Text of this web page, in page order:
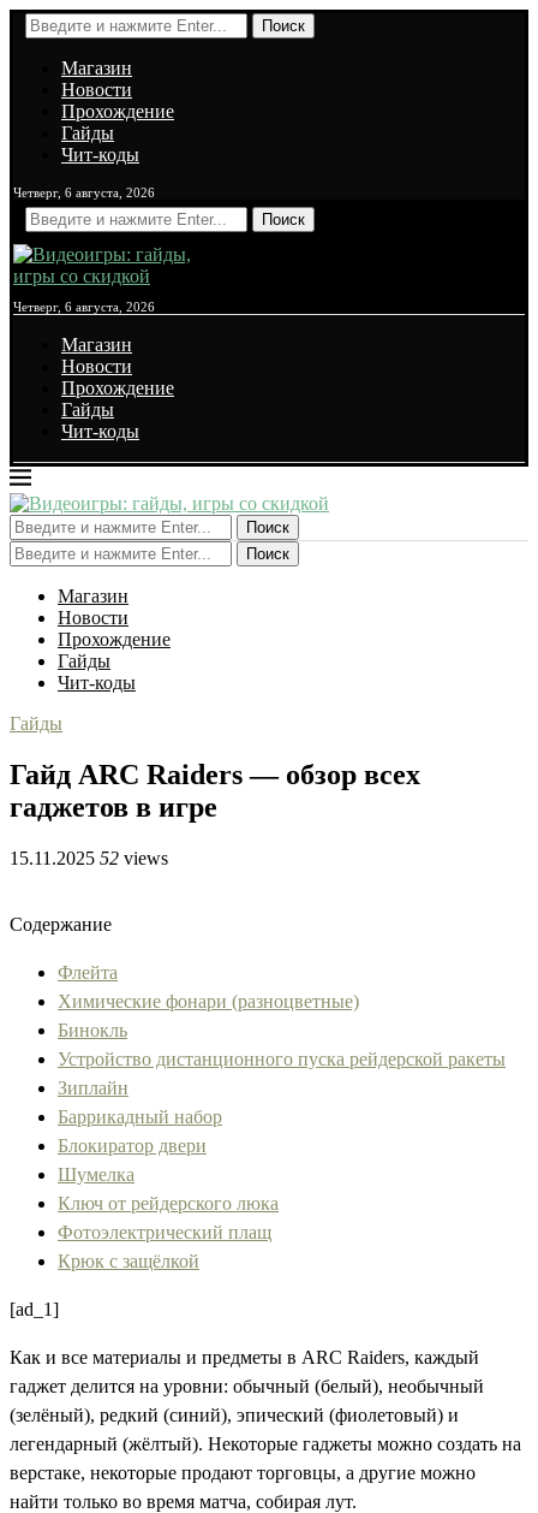
Поиск
Магазин
Новости
Прохождение
Гайды
Чит-коды
Четверг, 6 августа, 2026
Поиск
Четверг, 6 августа, 2026
Магазин
Новости
Прохождение
Гайды
Чит-коды
Поиск
Поиск
Магазин
Новости
Прохождение
Гайды
Чит-коды
Гайды
Гайд ARC Raiders — обзор всех
гаджетов в игре
15.11.2025 52 views
Содержание
Флейта
Химические фонари (разноцветные)
Бинокль
Устройство дистанционного пуска рейдерской ракеты
Зиплайн
Баррикадный набор
Блокиратор двери
Шумелка
Ключ от рейдерского люка
Фотоэлектрический плащ
Крюк с защёлкой
[ad_1]
Как и все материалы и предметы в ARC Raiders, каждый
гаджет делится на уровни: обычный (белый), необычный
(зелёный), редкий (синий), эпический (фиолетовый) и
легендарный (жёлтый). Некоторые гаджеты можно создать на
верстаке, некоторые продают торговцы, а другие можно
найти только во время матча, собирая лут.